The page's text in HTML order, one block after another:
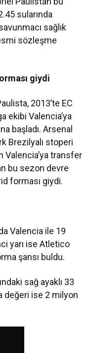
sularında
sağlık
sözleşme
giydi
2013’te EC
ekibi Valencia’ya
başladı. Arsenal
Brezilyalı stoperi
Valencia’ya transfer
bu sezon devre
forması giydi.
Valencia ile 19
yarı ise Atletico
şansı buldu.
sağ ayaklı 33
değeri ise 2 milyon